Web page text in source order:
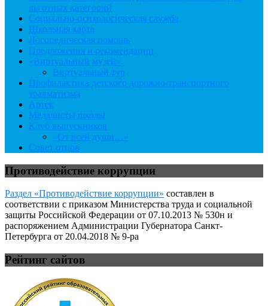
льготных категорий
Социально-психологическая служба
Школьная карта
Логопедическая помощь
Предложения и рекомендации
«Виртуальный музей»
Виртуальный тур
Профилактика детского дорожно-транспортного
травматизма
Артек
Медалисты школы
Клуб выпускников
«От всей души…»
Совет отцов
Противодействие коррупции
Раздел «Противодействие коррупции» составлен в
соответствии с приказом Министерства труда и социальной
защиты Российской Федерации от 07.10.2013 № 530н и
распоряжением Администрации Губернатора Санкт-
Петербурга от 20.04.2018 № 9-ра
Рейтинг сайтов